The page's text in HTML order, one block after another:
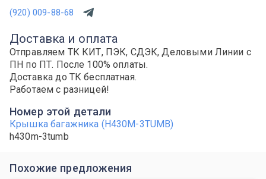
(920) 009-88-68
Доставка и оплата
Отправляем ТК КИТ, ПЭК, СДЭК, Деловыми Линии с
ПН по ПТ. После 100% оплаты.
Доставка до ТК бесплатная.
Работаем с разницей!
Номер этой детали
Крышка багажника (H430M-3TUMB)
h430m-3tumb
Похожие предложения